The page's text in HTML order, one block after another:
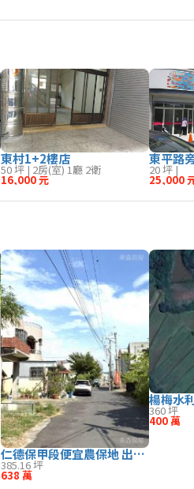
東村1+2樓店
50 坪 | 2房(室) 1廳 2衛
16,000 元
東平路
20 坪 |
25,000
仁德保甲段便宜農保地 出價談
385.16 坪
638 萬
楊梅水
360 坪
400 萬